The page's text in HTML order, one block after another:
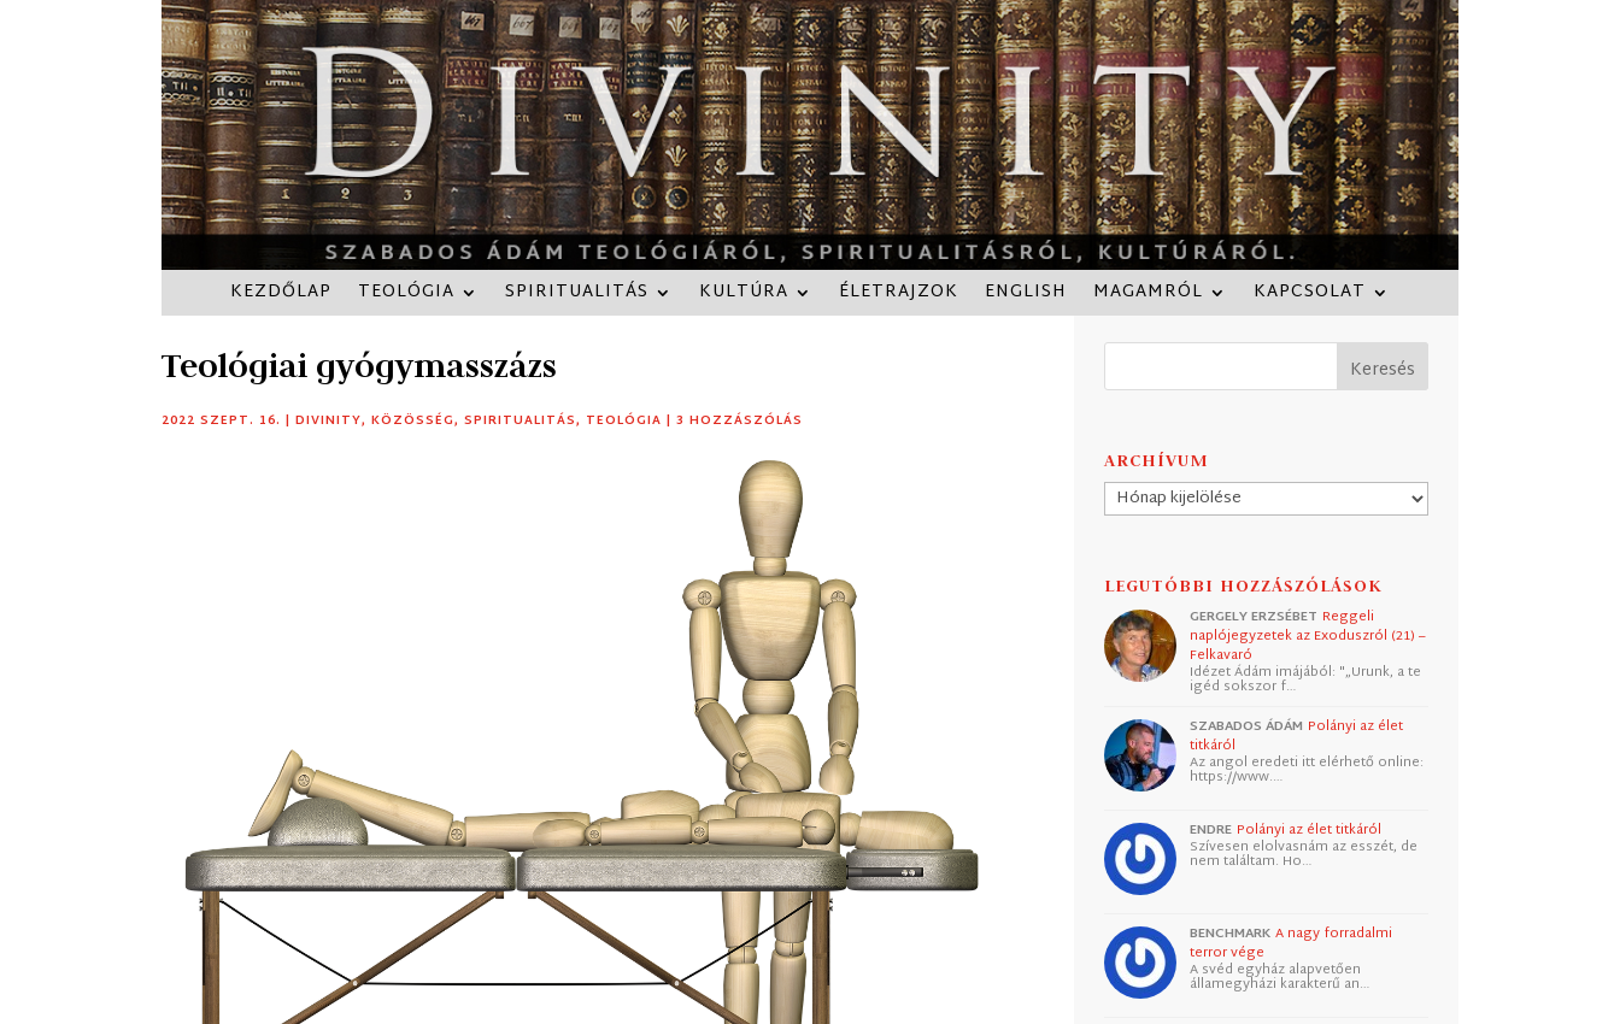
KEZDŐLAP TEOLÓGIA SPIRITUALITÁS KULTÚRA ÉLETRAJZOK ENGLISH MAGAMRÓL KAPCSOLAT
Teológiai gyógymasszázs
2022 SZEPT. 16. |DIVINITY,KÖZÖSSÉG,SPIRITUALITÁS, TEOLÓGIA |3 HOZZÁSZÓLÁS
ARCHÍVUM
Archívum
LEGUTÓBBI HOZZÁSZÓLÁSOK
GERGELY ERZSÉBET Reggeli
naplójegyzetek az Exoduszról (21) –
Felkavaró
Idézet Ádám imájából: "„Urunk, a te
igéd sokszor f…
SZABADOS ÁDÁM Polányi az élet
titkáról
Az angol eredeti itt elérhető online:
https://www.…
ENDRE Polányi az élet titkáról
Szívesen elolvasnám az esszét, de
nem találtam. Ho…
BENCHMARK A nagy forradalmi
terror vége
A svéd egyház alapvetően
államegyházi karakterű an…